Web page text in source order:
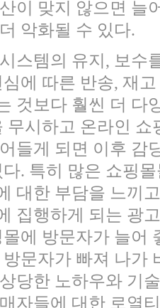
이 맞지 않으면 늘
악화될 수 있다.
스템의 유지, 보수
에 따른 반송, 재
것보다 훨씬 더 다
무시하고 온라인
들게 되면 이후 감
. 특히 많은 쇼핑
대한 부담을 느끼
집행하게 되는 광
에 방문자가 늘어
문자가 빠져 나가
당한 노하우와 기
자들에 대한 로열